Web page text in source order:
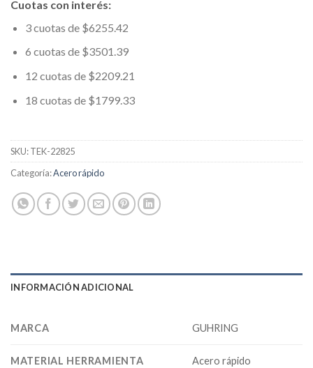
Cuotas con interés:
3 cuotas de $6255.42
6 cuotas de $3501.39
12 cuotas de $2209.21
18 cuotas de $1799.33
SKU:TEK-22825
Categoría:Acero rápido
INFORMACIÓN ADICIONAL
MARCA GUHRING
MATERIAL HERRAMIENTA Acero rápido